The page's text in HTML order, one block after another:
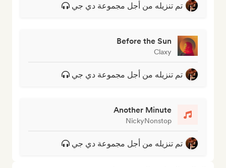
تم تنزيله من أجل مجموعة دي جي
Before the Sun
Claxy
تم تنزيله من أجل مجموعة دي جي
Another Minute
NickyNonstop
تم تنزيله من أجل مجموعة دي جي